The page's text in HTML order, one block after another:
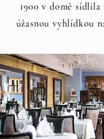
1900 v domě sídlila
úžasnou vyhlídkou